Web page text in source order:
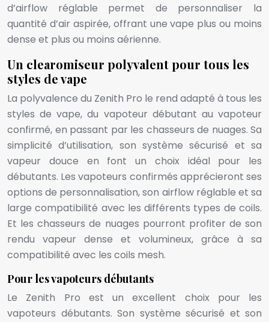
d’airflow réglable permet de personnaliser la
quantité d’air aspirée, offrant une vape plus ou moins
dense et plus ou moins aérienne.
Un clearomiseur polyvalent pour tous les
styles de vape
La polyvalence du Zenith Pro le rend adapté à tous les
styles de vape, du vapoteur débutant au vapoteur
confirmé, en passant par les chasseurs de nuages. Sa
simplicité d’utilisation, son système sécurisé et sa
vapeur douce en font un choix idéal pour les
débutants. Les vapoteurs confirmés apprécieront ses
options de personnalisation, son airflow réglable et sa
large compatibilité avec les différents types de coils.
Et les chasseurs de nuages pourront profiter de son
rendu vapeur dense et volumineux, grâce à sa
compatibilité avec les coils mesh.
Pour les vapoteurs débutants
Le Zenith Pro est un excellent choix pour les
vapoteurs débutants. Son système sécurisé et son